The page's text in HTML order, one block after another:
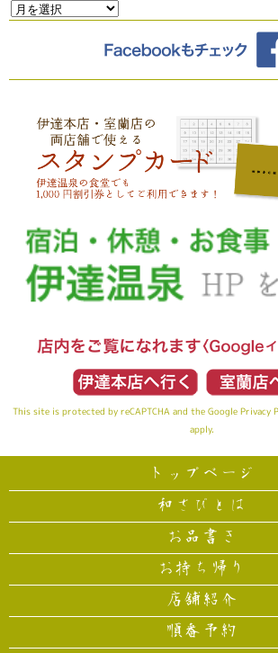
This site is protected by reCAPTCHA and the Google Privacy
apply.
トップページ
和さびとは
お品書き
お持ち帰り
店舗紹介
順番予約